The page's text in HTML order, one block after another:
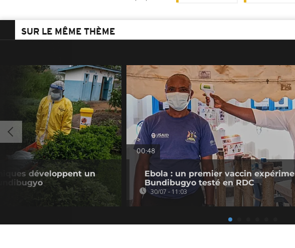
SUR LE MÊME THÈME
développent un
00:48
Ebola : un premier vaccin
Bundibugyo testé en RDC
30/07 - 11:03